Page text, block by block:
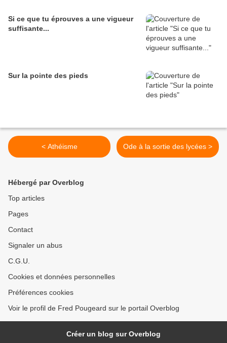
Si ce que tu éprouves a une vigueur
suffisante...
Sur la pointe des pieds
< Athéisme Ode à la sortie des lycées >
Hébergé par Overblog
Top articles
Pages
Contact
Signaler un abus
C.G.U.
Cookies et données personnelles
Préférences cookies
Voir le profil de Fred Pougeard sur le portail Overblog
Créer un blog sur Overblog